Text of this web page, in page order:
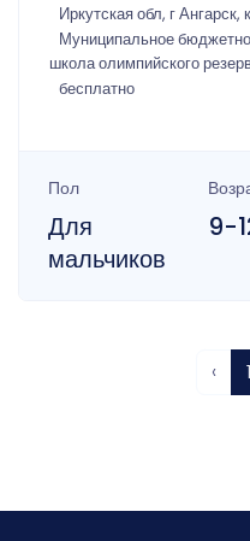
Иркутская обл, г
Муниципальное
школа олимпийского
бесплатно
Пол
Для
мальчиков
9-
‹ 1